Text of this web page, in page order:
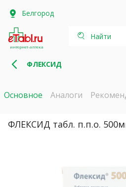
Белгород
интернет-аптека
Найти
ФЛЕКСИД
Основное Аналоги
ФЛЕКСИД табл. п.п.о.